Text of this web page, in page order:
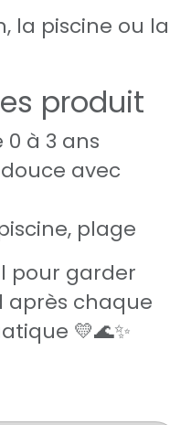
la piscine ou la
produit
0 à 3 ans
avec
plage
pour garder
après chaque
💛🌊✨